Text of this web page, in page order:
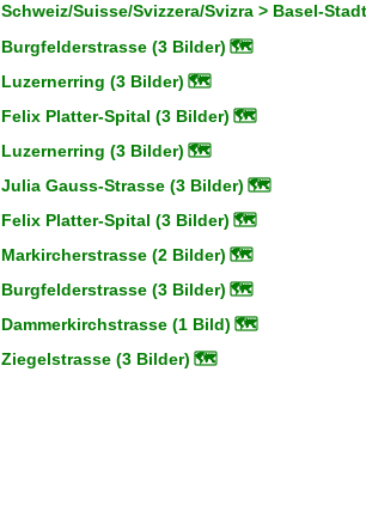
Schweiz/Suisse/Svizzera/Svizra > Basel-
Burgfelderstrasse (3 Bilder) 🗺
Luzernerring (3 Bilder) 🗺
Felix Platter-Spital (3 Bilder) 🗺
Luzernerring (3 Bilder) 🗺
Julia Gauss-Strasse (3 Bilder) 🗺
Felix Platter-Spital (3 Bilder) 🗺
Markircherstrasse (2 Bilder) 🗺
Burgfelderstrasse (3 Bilder) 🗺
Dammerkirchstrasse (1 Bild) 🗺
Ziegelstrasse (3 Bilder) 🗺